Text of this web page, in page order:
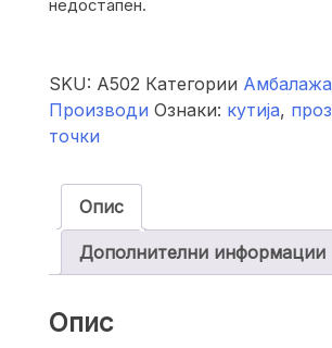
недостапен.
SKU: А502 Категории Амбалажа
Производи Ознаки: кутија,
точки
Опис
Дополнителни информации
Опис